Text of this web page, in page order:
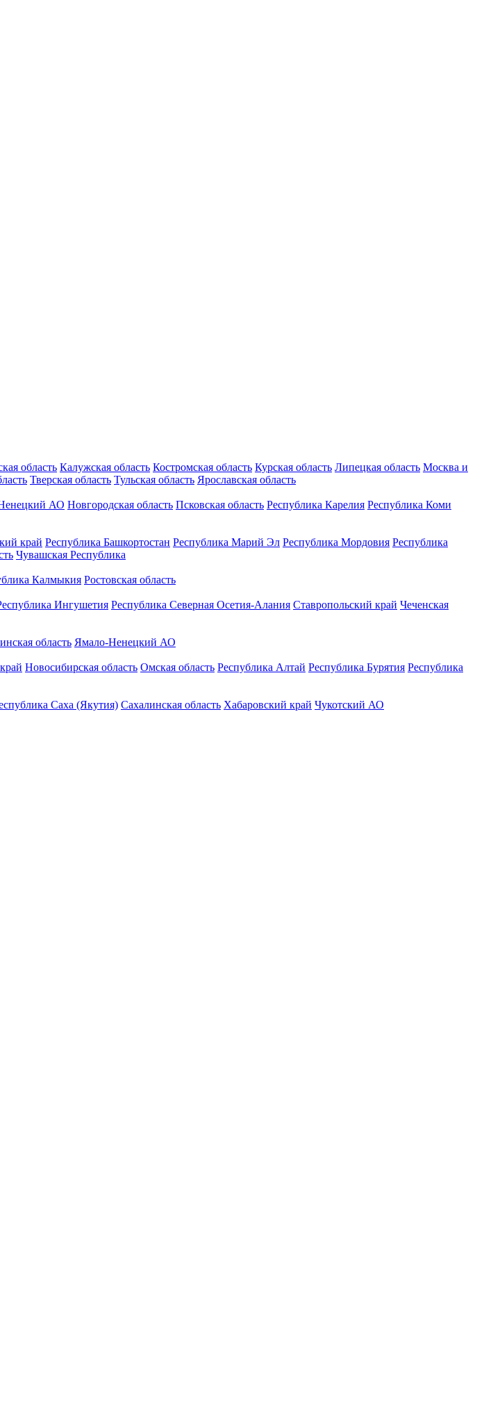
область Калужская область Костромская область Курская область Липецкая область Москва и
Тверская область Тульская область Ярославская область
АО Новгородская область Псковская область Республика Карелия Республика Коми
край Республика Башкортостан Республика Марий Эл Республика Мордовия Республика
Чувашская Республика
Калмыкия Ростовская область
Ингушетия Республика Северная Осетия-Алания Ставропольский край Чеченская
область Ямало-Ненецкий АО
Новосибирская область Омская область Республика Алтай Республика Бурятия Республика
Саха (Якутия) Сахалинская область Хабаровский край Чукотский АО